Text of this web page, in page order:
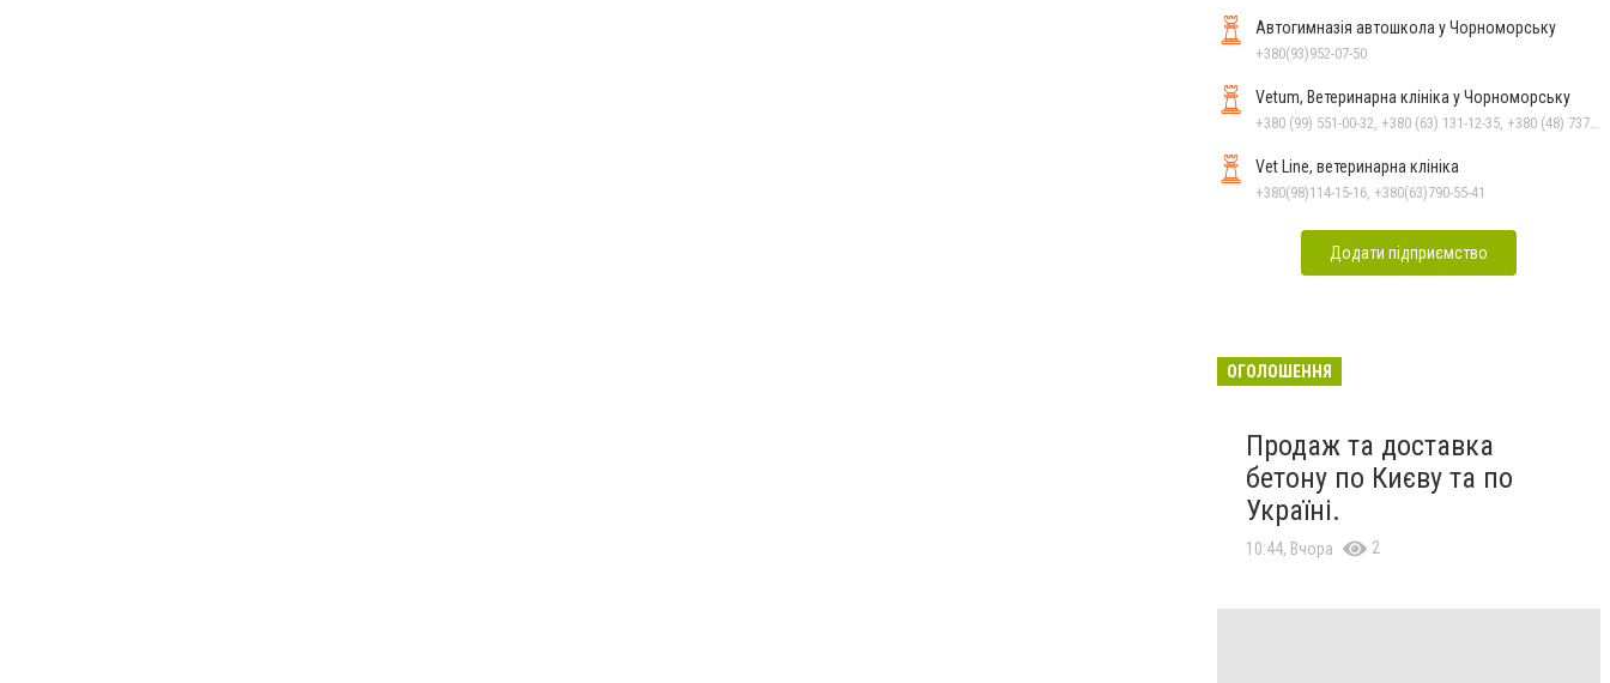
Автогимназія автошкола у Чорноморську
+380(93)952-07-50
Vetum, Ветеринарна клініка у Чорноморську
Vet Line, ветеринарна клініка
+380(98)114-15-16, +380(63)790-55-41
Додати підприємство
ОГОЛОШЕННЯ
Продаж та доставка
бетону по Києву та по
Україні.
10:44, Вчора 2